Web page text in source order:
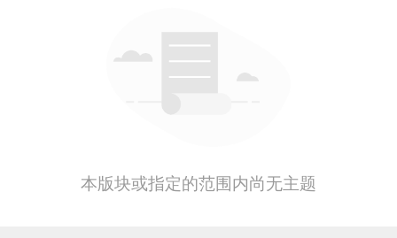
本版块或指定的范围内尚无主题